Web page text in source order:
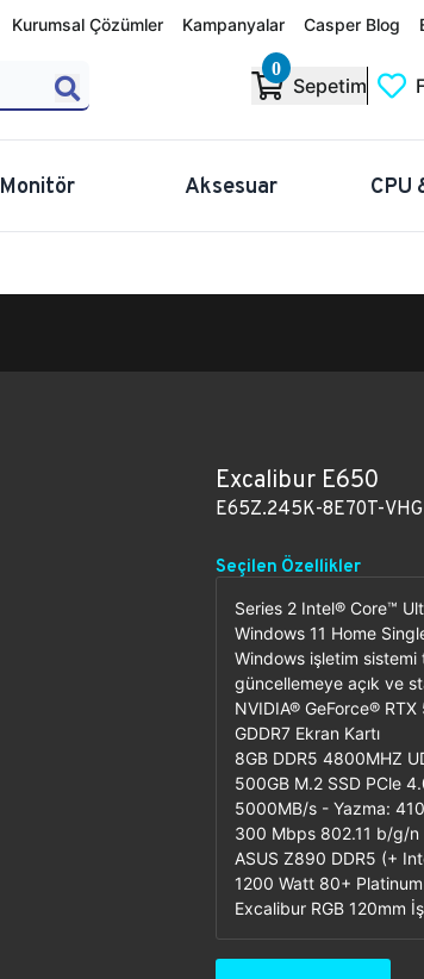
Kurumsal Çözümler Kampanyalar Casper Blog
0
Sepetim
Monitör Aksesuar CPU
Excalibur E650
E65Z.245K-8E70T-VHG
Seçilen Özellikler
Series 2 Intel® Core™
Windows 11 Home
Windows işletim sistemi
güncellemeye açık ve
NVIDIA® GeForce®
GDDR7 Ekran Kartı
8GB DDR5 4800MHZ
500GB M.2 SSD PCle
5000MB/s - Yazma:
300 Mbps 802.11 b/g/n
ASUS Z890 DDR5 (+
1200 Watt 80+ Platinum
Excalibur RGB 120mm